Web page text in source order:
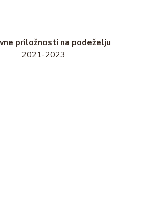
priložnosti na podeželju
2021-2023